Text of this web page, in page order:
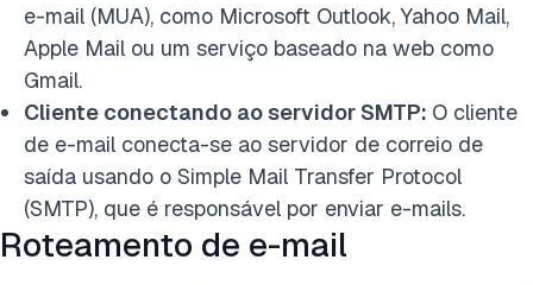
e-mail (MUA), como Microsoft Outlook, Yahoo Mail,
Apple Mail ou um serviço baseado na web como
Gmail.
Cliente conectando ao servidor SMTP: O cliente
de e-mail conecta-se ao servidor de correio de
saída usando o Simple Mail Transfer Protocol
(SMTP), que é responsável por enviar e-mails.
Roteamento de e-mail